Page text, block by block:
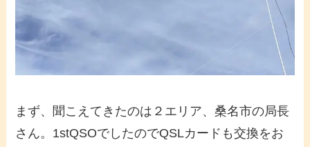
まず、聞こえてきたのは２エリア、桑名市の局長
さん。1stQSOでしたのでQSLカードも交換をお